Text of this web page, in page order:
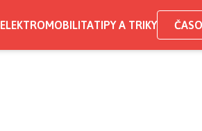
ELEKTROMOBILITATIPY A TRIKY